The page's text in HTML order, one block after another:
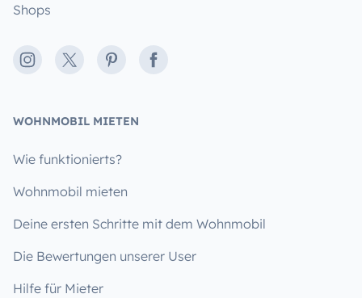
Shops
Instagram
X PinterestFacebook
WOHNMOBIL MIETEN
Wie funktionierts?
Wohnmobil mieten
Deine ersten Schritte mit dem Wohnmobil
Die Bewertungen unserer User
Hilfe für Mieter